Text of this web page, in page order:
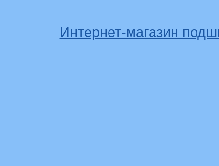
Интернет-магазин